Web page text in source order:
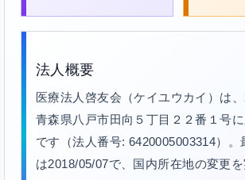
法人概要
医療法人啓友会（ケイユウカイ）は
青森県八戸市田向５丁目２２番１号
です（法人番号: 6420005003314）。
は2018/05/07で、国内所在地の変更